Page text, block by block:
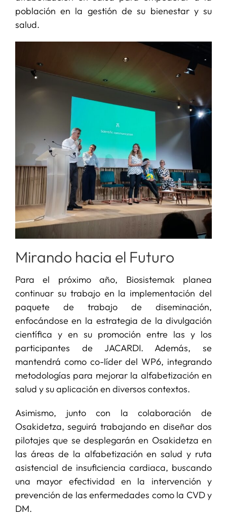
población en la gestión de su bienestar y su
salud.
Mirando hacia el Futuro
Para el próximo año, Biosistemak planea
continuar su trabajo en la implementación del
paquete de trabajo de diseminación,
enfocándose en la estrategia de la divulgación
científica y en su promoción entre las y los
participantes de JACARDI. Además, se
mantendrá como co-líder del WP6, integrando
metodologías para mejorar la alfabetización en
salud y su aplicación en diversos contextos.
Asimismo, junto con la colaboración de
Osakidetza, seguirá trabajando en diseñar dos
pilotajes que se desplegarán en Osakidetza en
las áreas de la alfabetización en salud y ruta
asistencial de insuficiencia cardiaca, buscando
una mayor efectividad en la intervención y
prevención de las enfermedades como la CVD y
DM.